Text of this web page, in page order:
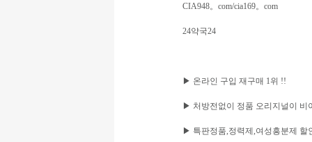
CIA948。com/cia169。com
24약국24
▶ 온라인 구입 재구매 1위 !!
▶ 처방전없이 정품 오리지널이 비
▶ 특판정품,정력제,여성흥분제 할